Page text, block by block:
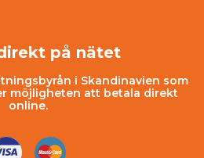
på nätet
i Skandinavien som
möjligheten att betala direkt
online.